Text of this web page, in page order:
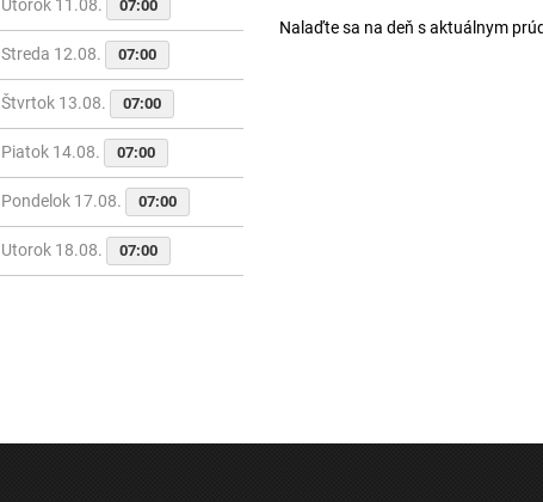
Utorok 11.08. 07:00
Streda 12.08. 07:00
Štvrtok 13.08. 07:00
Piatok 14.08. 07:00
Pondelok 17.08. 07:00
Utorok 18.08. 07:00
Nalaďte sa na deň s aktuálnym